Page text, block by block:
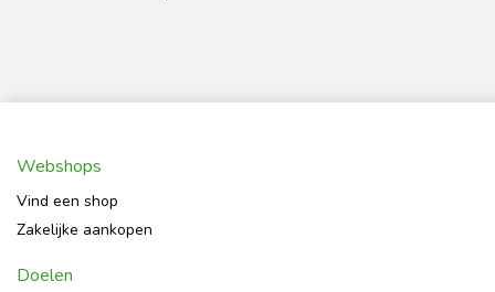
Webshops
Vind een shop
Zakelijke aankopen
Doelen